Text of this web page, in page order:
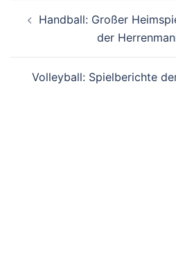
Handball: Großer
der
Volleyball: Spielberichte